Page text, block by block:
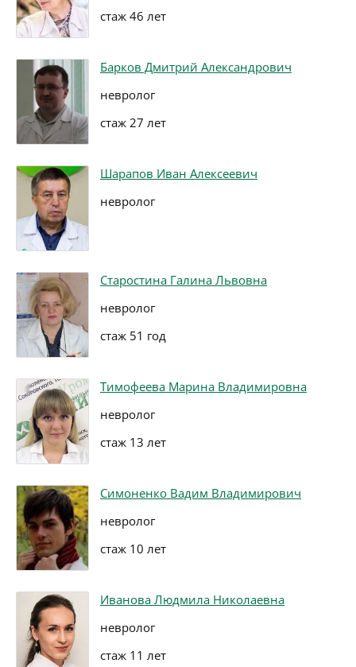
стаж 46 лет
Барков Дмитрий Александрович
невролог
стаж 27 лет
Шарапов Иван Алексеевич
невролог
Старостина Галина Львовна
невролог
стаж 51 год
Тимофеева Марина Владимировна
невролог
стаж 13 лет
Симоненко Вадим Владимирович
невролог
стаж 10 лет
Иванова Людмила Николаевна
невролог
стаж 11 лет